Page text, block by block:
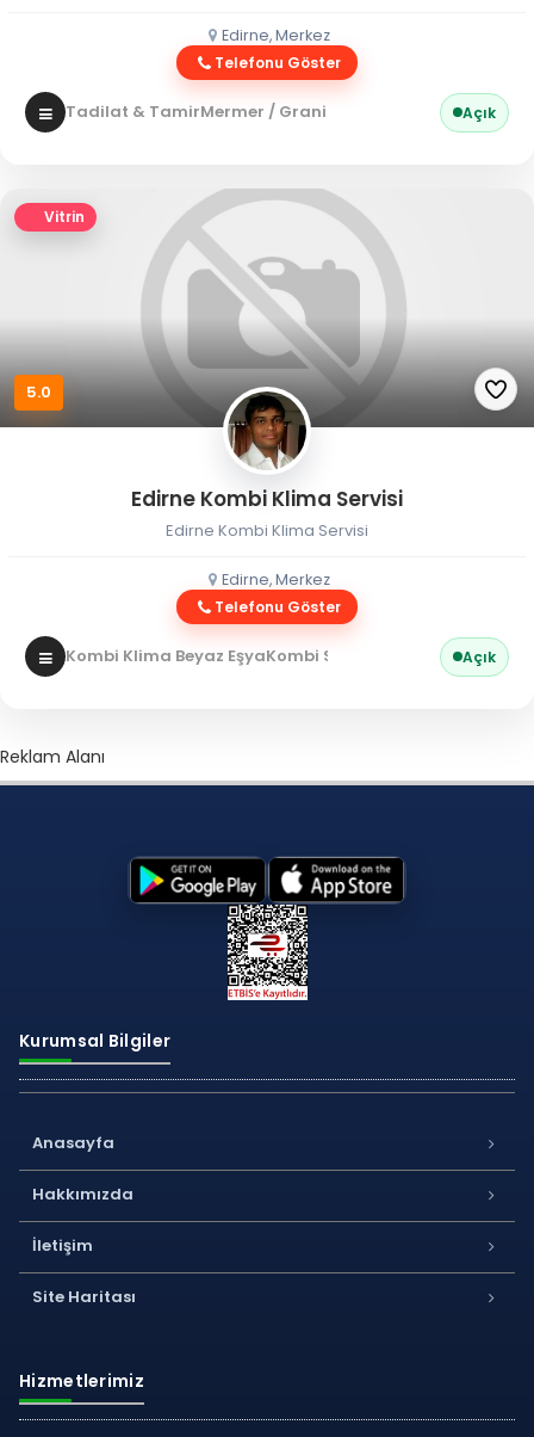
Edirne, Merkez
Telefonu Göster
Tadilat & TamirMermer / Granit Açık
Vitrin
5.0
Edirne Kombi Klima Servisi
Edirne Kombi Klima Servisi
Edirne, Merkez
Telefonu Göster
Kombi Klima Beyaz EşyaKombi Servisi Açık
Reklam Alanı
Kurumsal Bilgiler
Anasayfa
Hakkımızda
İletişim
Site Haritası
Hizmetlerimiz